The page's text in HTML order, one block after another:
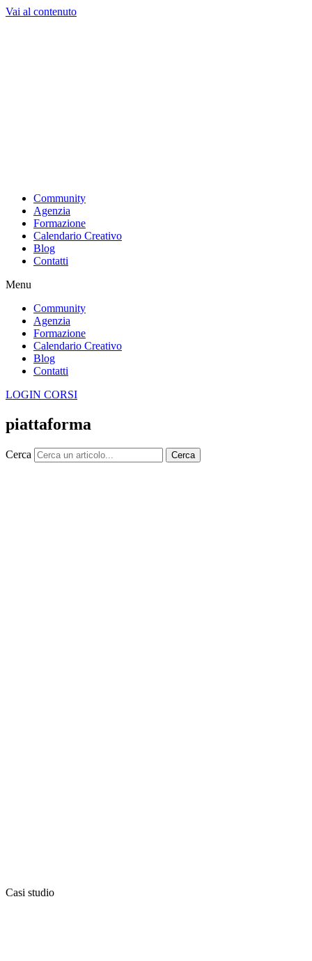
Vai al contenuto
Community
Agenzia
Formazione
Calendario Creativo
Blog
Contatti
Menu
Community
Agenzia
Formazione
Calendario Creativo
Blog
Contatti
LOGIN CORSI
piattaforma
Cerca Cerca
Casi studio